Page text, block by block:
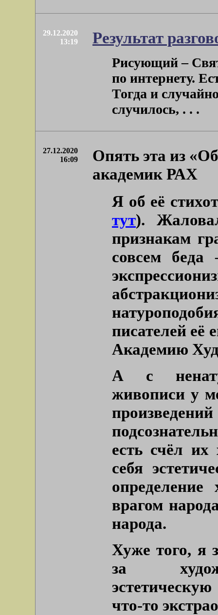
29.12.2020
13:19
Результат
Рисующий –
по интернету.
Тогда и
случилось, . . .
27.12.2020
16:09
Опять эта из
академик РАХ
Я об её
тут).
признакам
совсем
писателей её
Академию
А с
живописи у
есть счёл их
себя
определение
врагом
народа.
Хуже того, я
за
что-то